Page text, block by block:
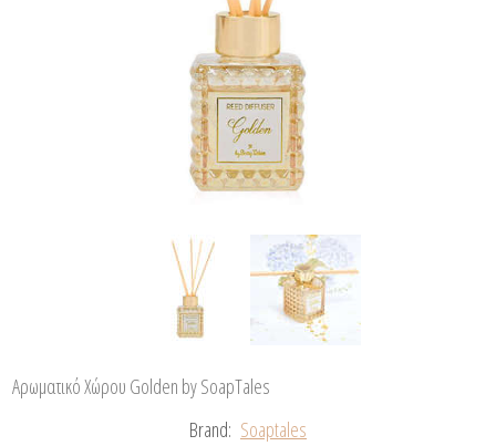
Αρωματικό Χώρου Golden by SoapTales
Brand: Soaptales